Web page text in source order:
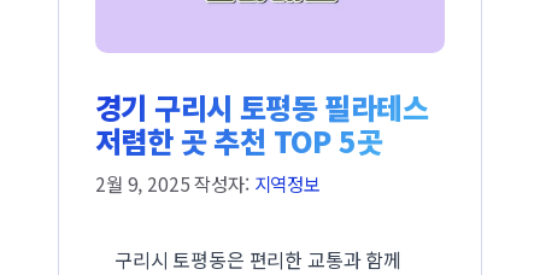
경기 구리시 토평동 필라테스
저렴한 곳 추천 TOP 5곳
2월 9, 2025작성자: 지역정보
구리시 토평동은 편리한 교통과 함께